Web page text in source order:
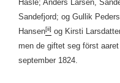
Hasle; Anders Larsen,
Sandefjord; og Gullik
Hansen[ii] og Kirsti
men de giftet seg först
september 1824.